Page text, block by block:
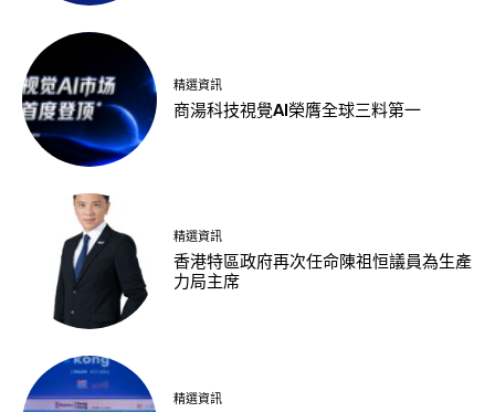
精選資訊
商湯科技視覺AI榮膺全球三料第一
精選資訊
香港特區政府再次任命陳祖恒議員為生產
力局主席
精選資訊